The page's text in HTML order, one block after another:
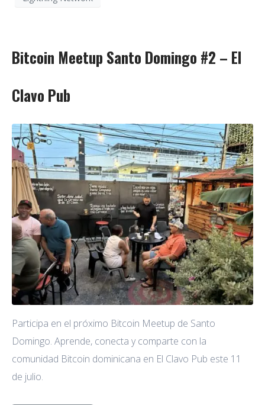
Bitcoin Meetup Santo Domingo #2 – El
Clavo Pub
Participa en el próximo Bitcoin Meetup de Santo
Domingo. Aprende, conecta y comparte con la
comunidad Bitcoin dominicana en El Clavo Pub este 11
de julio.